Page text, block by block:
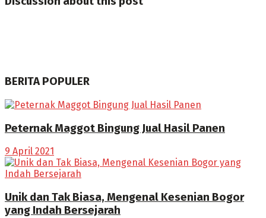
BERITA POPULER
Peternak Maggot Bingung Jual Hasil Panen
9 April 2021
Unik dan Tak Biasa, Mengenal Kesenian Bogor
yang Indah Bersejarah